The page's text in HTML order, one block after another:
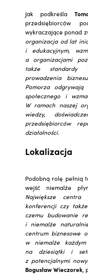
Jak podkreśla
przedsiębiorców
wykraczające ponad
organizacja od lat
i edukacyjnym,
a organizacjami
także standardy
prowadzenia
Pomorza
społecznego i
W ramach naszej
wiedzy,
przedsiębiorców
działalności.
Lokalizacja
Podobną rolę pełnią
wejść niemalże
Największe centra
konferencji czy
czemu budowanie
i niemalże
centrum biznesowe
w niemalże
na dziesiątki i
z potencjalnymi
Bogusław Wieczorek,